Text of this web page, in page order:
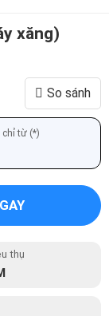
xăng)
So sánh
từ (*)
thụ